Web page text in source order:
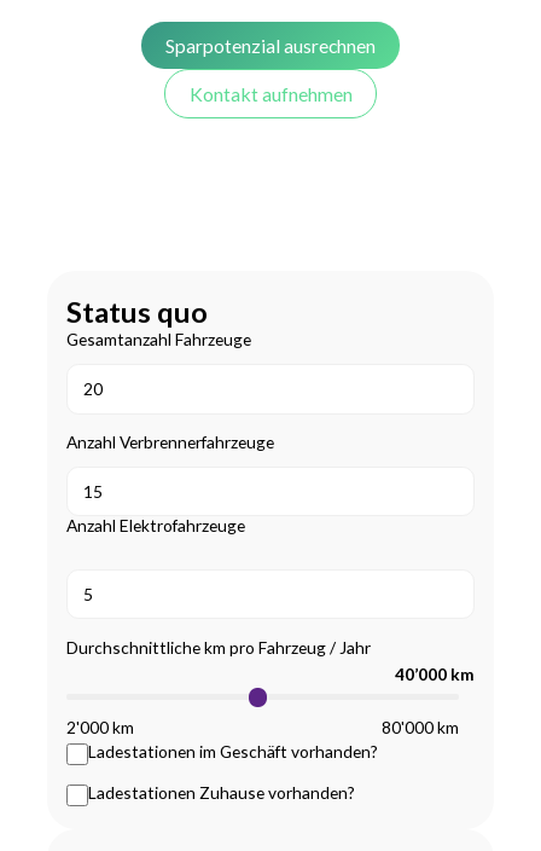
Sparpotenzial ausrechnen
Kontakt aufnehmen
Status quo
Gesamtanzahl Fahrzeuge
Anzahl Verbrennerfahrzeuge
Anzahl Elektrofahrzeuge
Durchschnittliche km pro Fahrzeug / Jahr
40’000km
2'000 km
80'000 km
Ladestationen im Geschäft vorhanden?
Ladestationen Zuhause vorhanden?